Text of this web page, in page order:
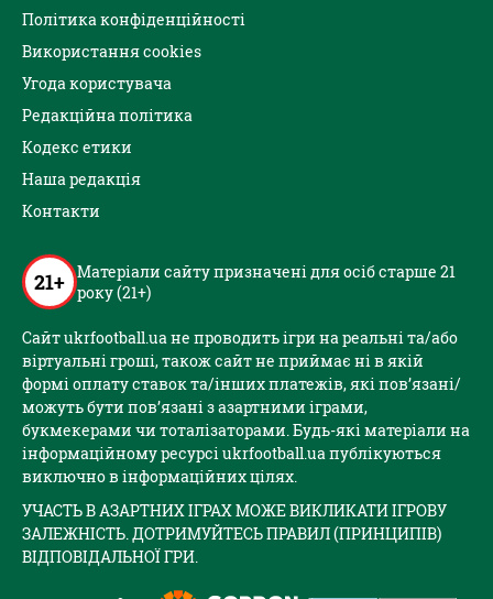
Політика конфіденційності
Використання cookies
Угода користувача
Редакційна політика
Кодекс етики
Наша редакція
Контакти
21+ Матеріали сайту призначені для осіб старше 21
року (21+)
Сайт ukrfootball.ua не проводить ігри на реальні та/або
віртуальні гроші, також сайт не приймає ні в якій
формі оплату ставок та/інших платежів, які пов’язані/
можуть бути пов’язані з азартними іграми,
букмекерами чи тоталізаторами. Будь-які матеріали на
інформаційному ресурсі ukrfootball.ua публікуються
виключно в інформаційних цілях.
УЧАСТЬ В АЗАРТНИХ ІГРАХ МОЖЕ ВИКЛИКАТИ ІГРОВУ
ЗАЛЕЖНІСТЬ. ДОТРИМУЙТЕСЬ ПРАВИЛ (ПРИНЦИПІВ)
ВІДПОВІДАЛЬНОЇ ГРИ.